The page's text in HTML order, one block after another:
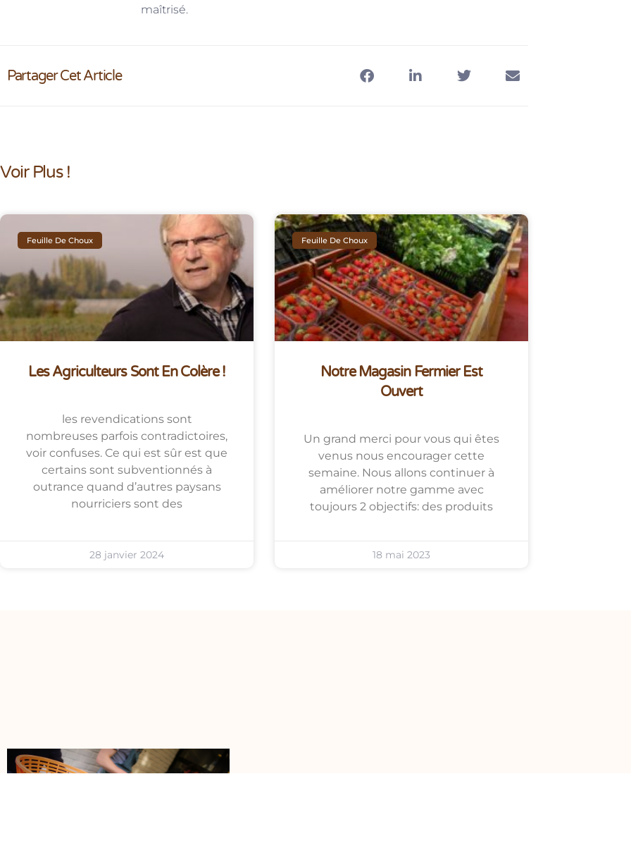
maîtrisé.
Partager Cet Article
Voir Plus !
Feuille De Choux
Les Agriculteurs Sont En Colère !
les revendications sont
nombreuses parfois contradictoires,
voir confuses. Ce qui est sûr est que
certains sont subventionnés à
outrance quand d’autres paysans
nourriciers sont des
28 janvier 2024
Feuille De Choux
Notre Magasin Fermier Est
Ouvert
Un grand merci pour vous qui êtes
venus nous encourager cette
semaine. Nous allons continuer à
améliorer notre gamme avec
toujours 2 objectifs: des produits
18 mai 2023